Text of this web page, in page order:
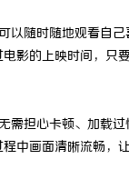
随时随地观看自
影的上映时间，
担心卡顿、加载
中画面清晰流畅，